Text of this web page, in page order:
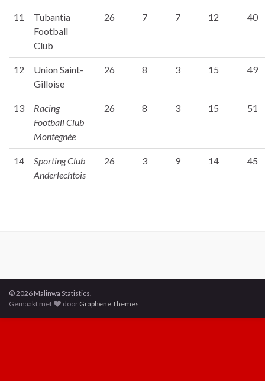
11
Tubantia
Football
Club
26 7 7 12 40
12
Union Saint-
Gilloise
26 8 3 15 49
13
Racing
Football Club
Montegnée
26 8 3 15 51
14
Sporting Club
Anderlechtois
26 3 9 14 45
© 2026 Malinwa Statistics.
Gemaakt met
door Graphene Themes.